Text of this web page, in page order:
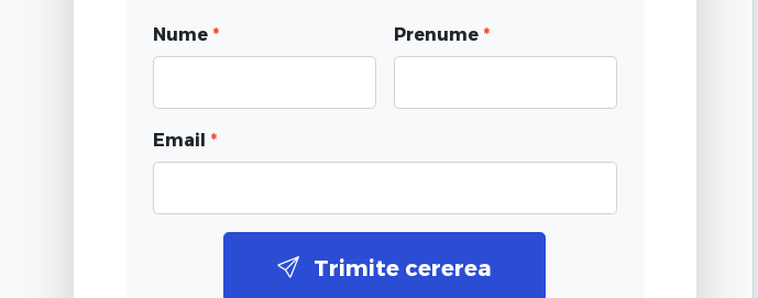
Nume * Prenume *
Email *
Trimite cererea